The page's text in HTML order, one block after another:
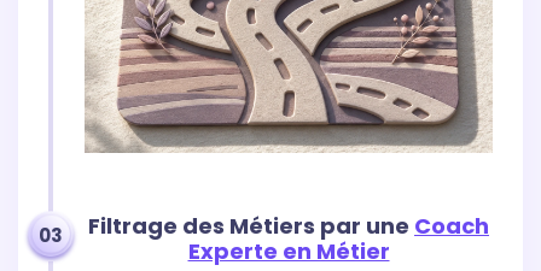
Filtrage des Métiers par une Coach
Experte en Métier
03